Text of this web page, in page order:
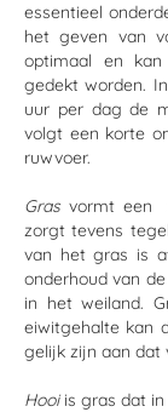
essentieel
het geven van
optimaal en
gedekt worden.
uur per dag de
volgt een korte
ruwvoer.
Gras vormt een
zorgt tevens
van het gras is
onderhoud van
in het weiland.
eiwitgehalte kan
gelijk zijn aan dat
Hooi is gras dat